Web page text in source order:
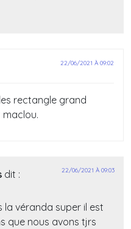
22/06/2021 À 09:02
rectangle grand
dit : 22/06/2021 À 09:03
la véranda super il est
que nous avons tjrs